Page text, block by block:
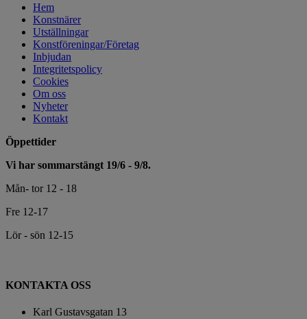
Hem
Konstnärer
Utställningar
Konstföreningar/Företag
Inbjudan
Integritetspolicy
Cookies
Om oss
Nyheter
Kontakt
Öppettider
Vi har sommarstängt 19/6 - 9/8.
Mån- tor 12 - 18
Fre 12-17
Lör - sön 12-15
KONTAKTA OSS
Karl Gustavsgatan 13